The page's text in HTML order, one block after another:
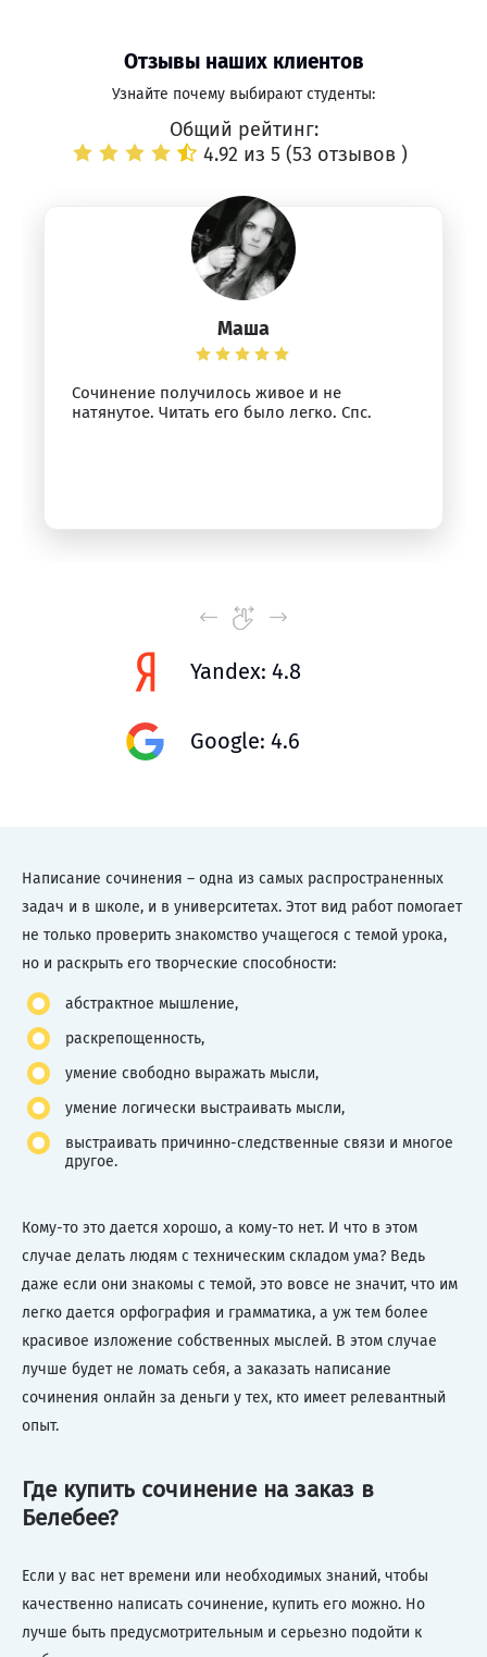
Отзывы наших клиентов
Узнайте почему выбирают студенты:
Общий рейтинг:
4.92 из 5 (53 отзывов )
Маша
Сочинение получилось живое и не
натянутое. Читать его было легко. Спс.
Yandex: 4.8
Google: 4.6
Написание сочинения – одна из самых распространенных
задач и в школе, и в университетах. Этот вид работ помогает
не только проверить знакомство учащегося с темой урока,
но и раскрыть его творческие способности:
абстрактное мышление,
раскрепощенность,
умение свободно выражать мысли,
умение логически выстраивать мысли,
выстраивать причинно-следственные связи и многое
другое.
Кому-то это дается хорошо, а кому-то нет. И что в этом
случае делать людям с техническим складом ума? Ведь
даже если они знакомы с темой, это вовсе не значит, что им
легко дается орфография и грамматика, а уж тем более
красивое изложение собственных мыслей. В этом случае
лучше будет не ломать себя, а заказать написание
сочинения онлайн за деньги у тех, кто имеет релевантный
опыт.
Где купить сочинение на заказ в
Белебее?
Если у вас нет времени или необходимых знаний, чтобы
качественно написать сочинение, купить его можно. Но
лучше быть предусмотрительным и серьезно подойти к